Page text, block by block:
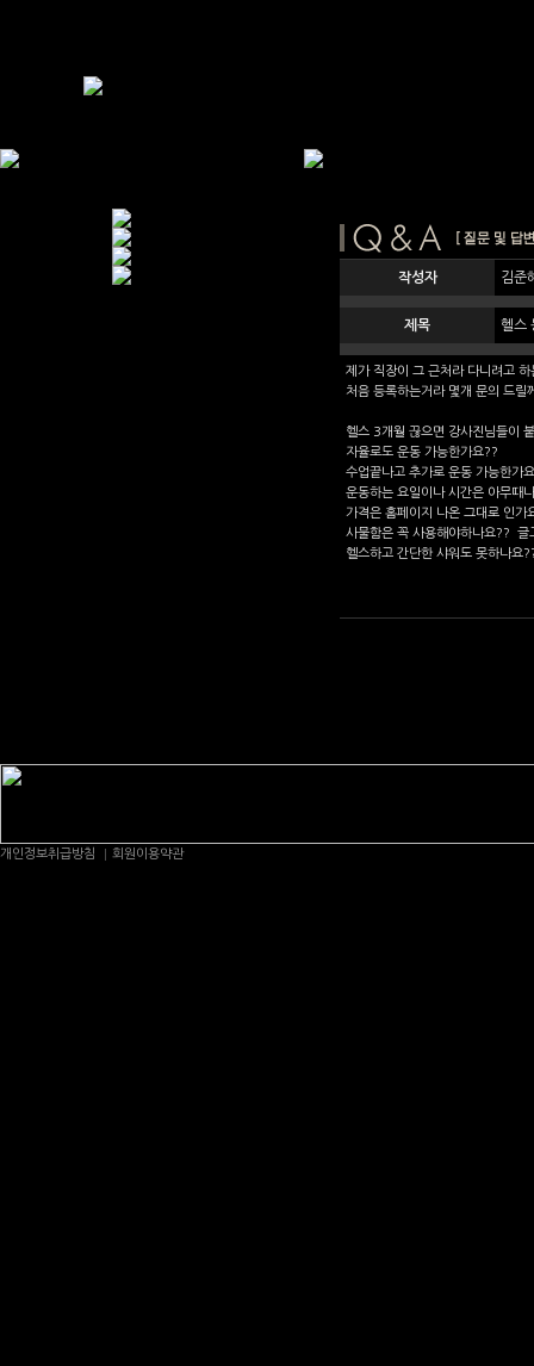
작성자 김준
제목 헬스
제가 직장이 그 근처라 다니려고 하
처음 등록하는거라 몇개 문의 드릴
헬스 3개월 끊으면 강사진님들이
자율로도 운동 가능한가요??
수업끝나고 추가로 운동 가능한가
운동하는 요일이나 시간은 아무때
가격은 홈페이지 나온 그대로 인가
사물함은 꼭 사용해야하나요?? 글
헬스하고 간단한 샤워도 못하나요
개인정보취급방침 회원이용약관